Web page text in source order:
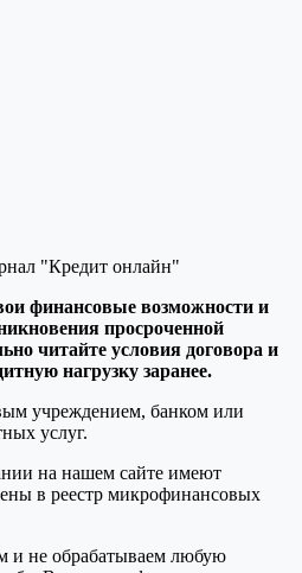
"Кредит онлайн"
финансовые возможности и
просроченной
читайте условия договора и
нагрузку заранее.
учреждением, банком или
услуг.
на нашем сайте имеют
в реестр микрофинансовых
и не обрабатываем любую